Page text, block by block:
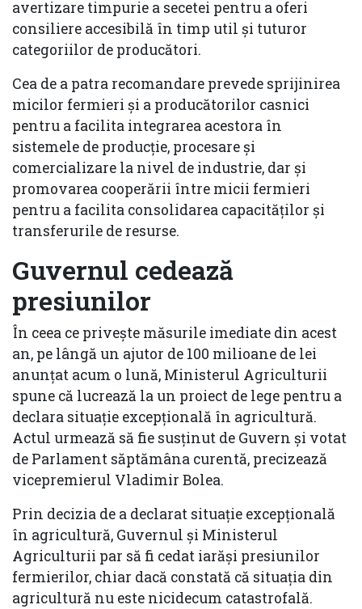
avertizare timpurie a secetei pentru a oferi
consiliere accesibilă în timp util și tuturor
categoriilor de producători.
Cea de a patra recomandare prevede sprijinirea
micilor fermieri și a producătorilor casnici
pentru a facilita integrarea acestora în
sistemele de producție, procesare și
comercializare la nivel de industrie, dar şi
promovarea cooperării între micii fermieri
pentru a facilita consolidarea capacităților și
transferurile de resurse.
Guvernul cedează
presiunilor
În ceea ce privește măsurile imediate din acest
an, pe lângă un ajutor de 100 milioane de lei
anunţat acum o lună, Ministerul Agriculturii
spune că lucrează la un proiect de lege pentru a
declara situație excepțională în agricultură.
Actul urmează să fie susținut de Guvern și votat
de Parlament săptămâna curentă, precizează
vicepremierul Vladimir Bolea.
Prin decizia de a declarat situație excepțională
în agricultură, Guvernul şi Ministerul
Agriculturii par să fi cedat iarăşi presiunilor
fermierilor, chiar dacă constată că situaţia din
agricultură nu este nicidecum catastrofală.